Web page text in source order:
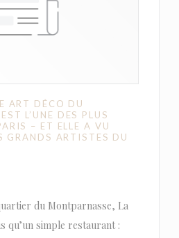
ART DÉCO DU
L’UNE DES PLUS
– ET ELLE A VU
GRANDS ARTISTES DU
du Montparnasse, La
qu’un simple restaurant :